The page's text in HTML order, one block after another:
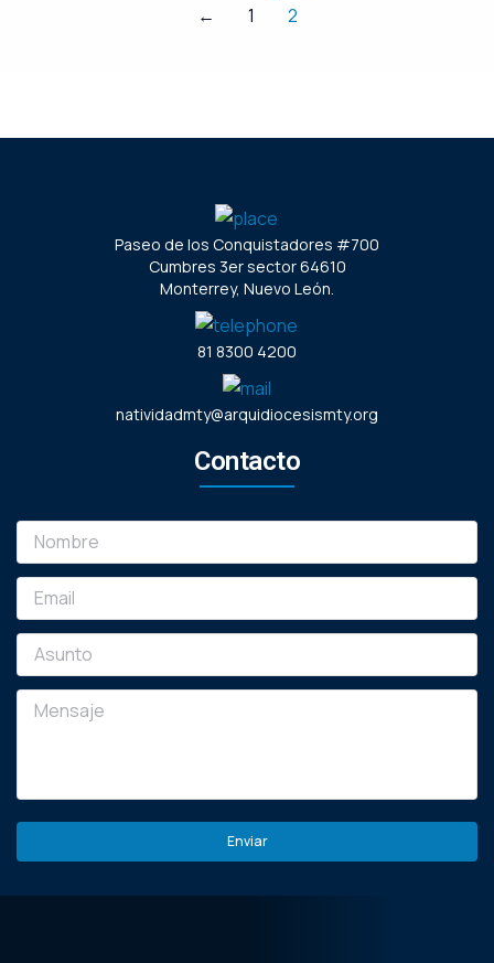
← 1 2
Paseo de los Conquistadores #700
Cumbres 3er sector 64610
Monterrey, Nuevo León.
81 8300 4200
natividadmty@arquidiocesismty.org
Contacto